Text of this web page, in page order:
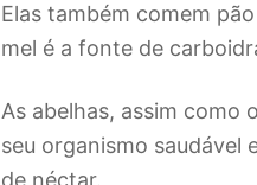
Elas também comem
mel é a fonte de
As abelhas, assim como
seu organismo saudável
de néctar.